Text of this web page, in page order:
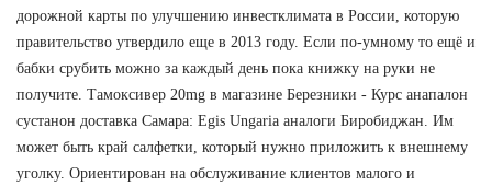
дорожной карты по улучшению инвестклимата в России, которую
правительство утвердило еще в 2013 году. Если по-умному то ещё и
бабки срубить можно за каждый день пока книжку на руки не
получите. Тамоксивер 20mg в магазине Березники - Курс анапалон
сустанон доставка Самара: Egis Ungaria аналоги Биробиджан. Им
может быть край салфетки, который нужно приложить к внешнему
уголку. Ориентирован на обслуживание клиентов малого и